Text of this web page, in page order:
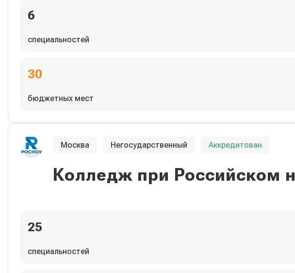
6
специальностей
30
бюджетных мест
Москва Негосударственный Аккредитован
Колледж при Российском
25
специальностей